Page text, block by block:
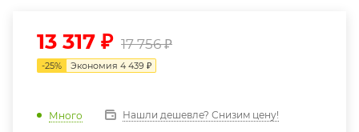
13 317 ₽ 17 756₽
-25% Экономия 4 439 ₽
Много Нашли дешевле? Снизим цену!